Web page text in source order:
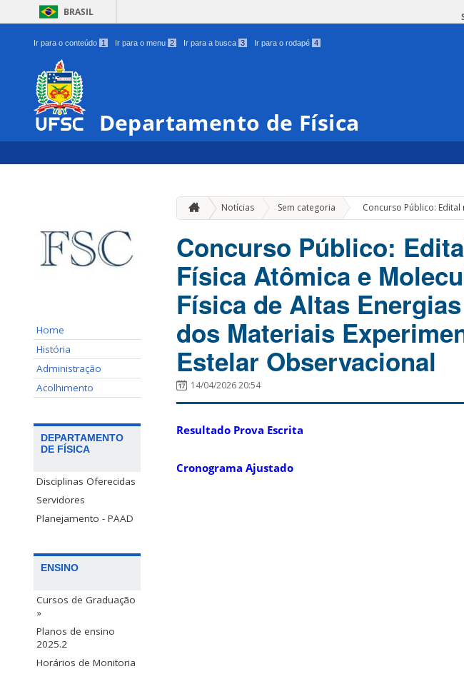
BRASIL
Ir para o conteúdo 1 Ir para o menu 2 Ir para a busca 3 Ir para o rodapé 4
Departamento de Física
Home
História
Administração
Acolhimento
DEPARTAMENTO
DE FÍSICA
Disciplinas Oferecidas
Servidores
Planejamento - PAAD
ENSINO
Cursos de Graduação
»
Planos de ensino
2025.2
Horários de Monitoria
Notícias Sem categoria » Concurso Público:
Concurso Público:
Física Atômica e
Física de Altas
dos Materiais
Estelar Observacional
14/04/2026 20:54
Resultado Prova Escrita
Cronograma Ajustado